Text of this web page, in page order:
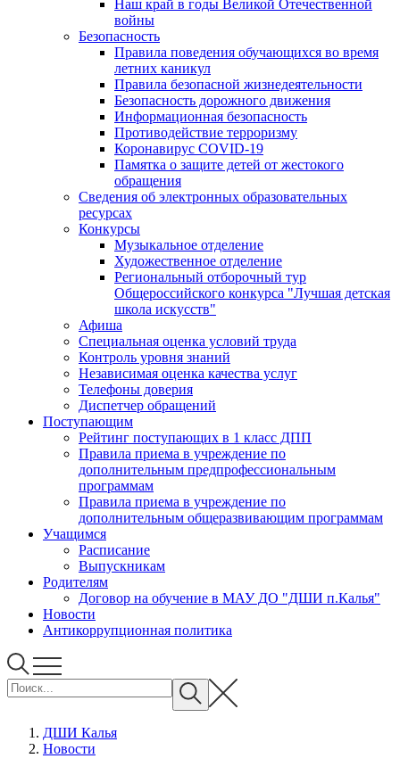
Наш край в годы Великой Отечественной
войны
Безопасность
Правила поведения обучающихся во время
летних каникул
Правила безопасной жизнедеятельности
Безопасность дорожного движения
Информационная безопасность
Противодействие терроризму
Коронавирус COVID-19
Памятка о защите детей от жестокого
обращения
Сведения об электронных образовательных
ресурсах
Конкурсы
Музыкальное отделение
Художественное отделение
Региональный отборочный тур
Общероссийского конкурса "Лучшая детская
школа искусств"
Афиша
Специальная оценка условий труда
Контроль уровня знаний
Независимая оценка качества услуг
Телефоны доверия
Диспетчер обращений
Поступающим
Рейтинг поступающих в 1 класс ДПП
Правила приема в учреждение по
дополнительным предпрофессиональным
программам
Правила приема в учреждение по
дополнительным общеразвивающим программам
Учащимся
Расписание
Выпускникам
Родителям
Договор на обучение в МАУ ДО "ДШИ п.Калья"
Новости
Антикоррупционная политика
ДШИ Калья
Новости